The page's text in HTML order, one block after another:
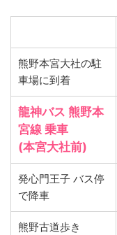
熊野本宮大社の駐
車場に到着
龍神バス 熊野本
宮線 乗車
(本宮大社前)
発心門王子 バス停
で降車
熊野古道歩き